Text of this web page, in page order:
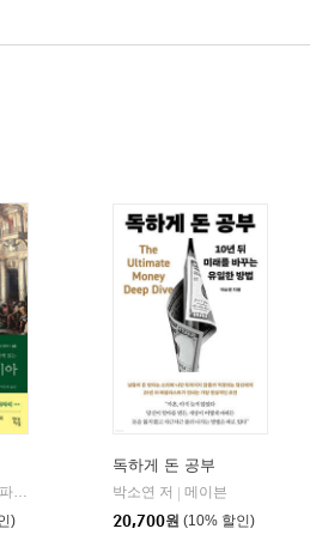
호메로스 저/페테르 파울 루벤스 그림/박문재 역
현대지성
)
독하게 돈 공부
박소연 저
메이븐
20,700원 (10% 할인)